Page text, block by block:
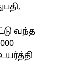
வந்த